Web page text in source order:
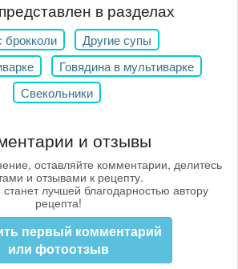
в разделах
Другие супы
Говядина в мультиварке
Свекольники
и отзывы
оставляйте комментарии, делитесь
и отзывами к рецепту.
станет лучшей благодарностью автору
рецепта!
первый комментарий
или фотоотзыв